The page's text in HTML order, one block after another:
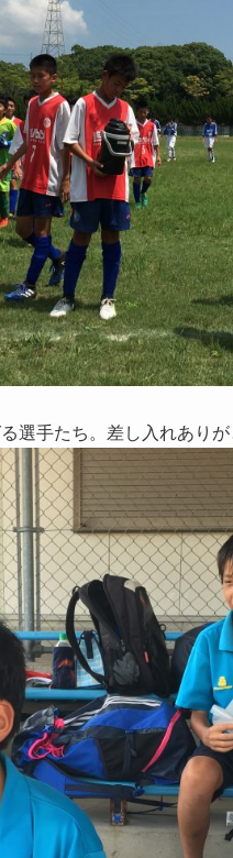
選手たち。差し入れありが